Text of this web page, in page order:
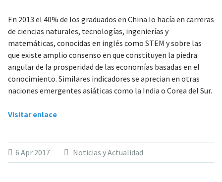
En 2013 el 40% de los graduados en China lo hacía en carreras
de ciencias naturales, tecnologías, ingenierías y
matemáticas, conocidas en inglés como STEM y sobre las
que existe amplio consenso en que constituyen la piedra
angular de la prosperidad de las economías basadas en el
conocimiento. Similares indicadores se aprecian en otras
naciones emergentes asiáticas como la India o Corea del Sur.
Visitar enlace
6 Apr 2017 Noticias y Actualidad